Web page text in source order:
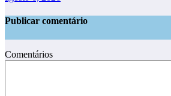
Publicar comentário
Comentários